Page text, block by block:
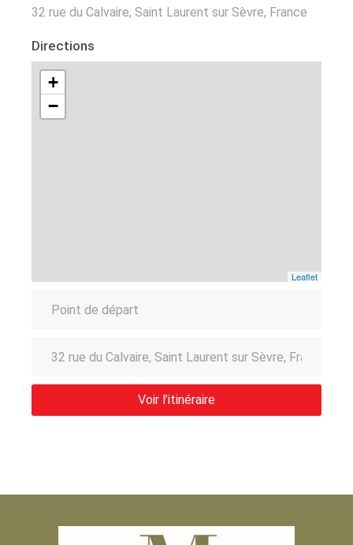
32 rue du Calvaire, Saint Laurent sur Sèvre, France
Directions
+
−
Leaflet
Voir l’itinéraire